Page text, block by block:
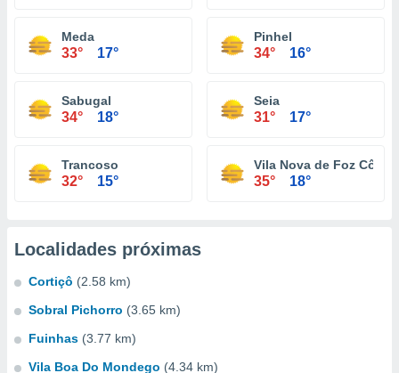
Meda
33° 17°
Pinhel
34° 16°
Sabugal
34° 18°
Seia
31° 17°
Trancoso
32° 15°
Vila Nova de Foz Côa
35° 18°
Localidades próximas
Cortiçô (2.58 km)
Sobral Pichorro (3.65 km)
Fuinhas (3.77 km)
Vila Boa Do Mondego (4.34 km)